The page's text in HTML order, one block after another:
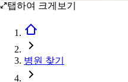
탭하여 크게보기
병원 찾기